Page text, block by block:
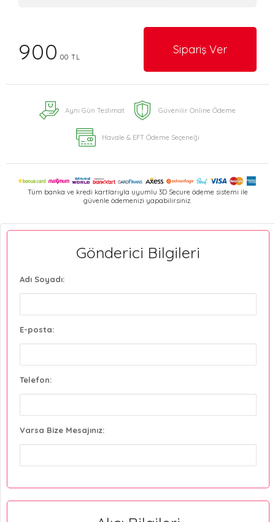
900 .00 TL
Sipariş Ver
Aynı Gün Teslimat Güvenilir Online Ödeme
Havale & EFT Ödeme Seçeneği
Tüm banka ve kredi kartlarıyla uyumlu 3D Secure ödeme sistemi ile
güvenle ödemenizi yapabilirsiniz.
Gönderici Bilgileri
Adı Soyadı:
E-posta:
Telefon:
Varsa Bize Mesajınız: